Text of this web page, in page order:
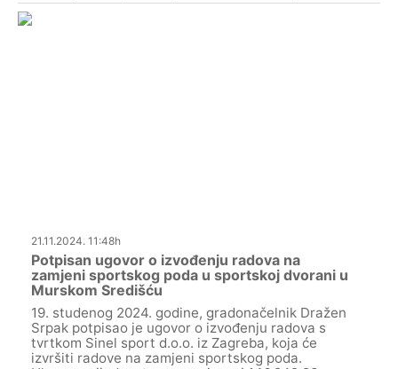
21.11.2024. 11:48h
Potpisan ugovor o izvođenju radova na
zamjeni sportskog poda u sportskoj dvorani u
Murskom Središću
19. studenog 2024. godine, gradonačelnik Dražen
Srpak potpisao je ugovor o izvođenju radova s
tvrtkom Sinel sport d.o.o. iz Zagreba, koja će
izvršiti radove na zamjeni sportskog poda.